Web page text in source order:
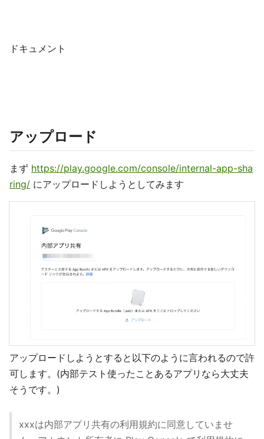
ドキュメント
アップロード
まず https://play.google.com/console/internal-app-sha
ring/ にアップロードしようとしてみます
アップロードしようとすると以下のように言われるので許
可します。(内部テスト使ったことあるアプリなら大丈夫
そうです。)
xxxは内部アプリ共有の利用規約に同意していませ